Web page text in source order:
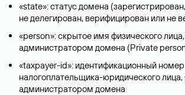
«state»: статус домена
не делегирован, верифицирован или не
«person»: скрытое имя физического
администратором домена (Privatе
«taxpayer-id»: идентификационный номер
налогоплательщика-юридического
администратором домена